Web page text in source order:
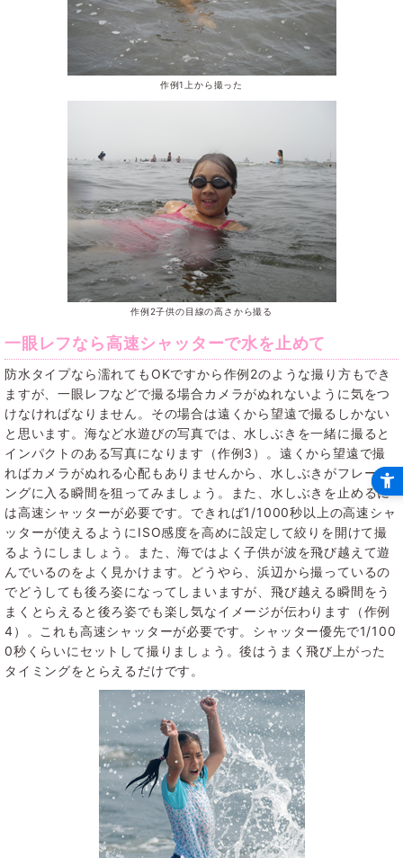
作例1上から撮った
作例2子供の目線の高さから撮る
一眼レフなら高速シャッターで水を止めて
防水タイプなら濡れてもOKですから作例2のような撮り方もでき
ますが、一眼レフなどで撮る場合カメラがぬれないように気をつ
けなければなりません。その場合は遠くから望遠で撮るしかない
と思います。海など水遊びの写真では、水しぶきを一緒に撮ると
インパクトのある写真になります（作例3）。遠くから望遠で撮
ればカメラがぬれる心配もありませんから、水しぶきがフレーミ
ングに入る瞬間を狙ってみましょう。また、水しぶきを止めるに
は高速シャッターが必要です。できれば1/1000秒以上の高速シャ
ッターが使えるようにISO感度を高めに設定して絞りを開けて撮
るようにしましょう。また、海ではよく子供が波を飛び越えて遊
んでいるのをよく見かけます。どうやら、浜辺から撮っているの
でどうしても後ろ姿になってしまいますが、飛び越える瞬間をう
まくとらえると後ろ姿でも楽し気なイメージが伝わります（作例
4）。これも高速シャッターが必要です。シャッター優先で1/100
0秒くらいにセットして撮りましょう。後はうまく飛び上がった
タイミングをとらえるだけです。